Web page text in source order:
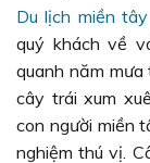
Du lịch miền
quý khách về
quanh năm
cây trái xum
con người miền
nghiệm thú vị.